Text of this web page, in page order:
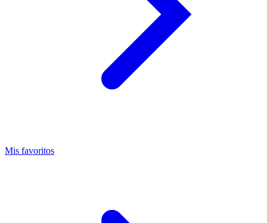
Mis favoritos